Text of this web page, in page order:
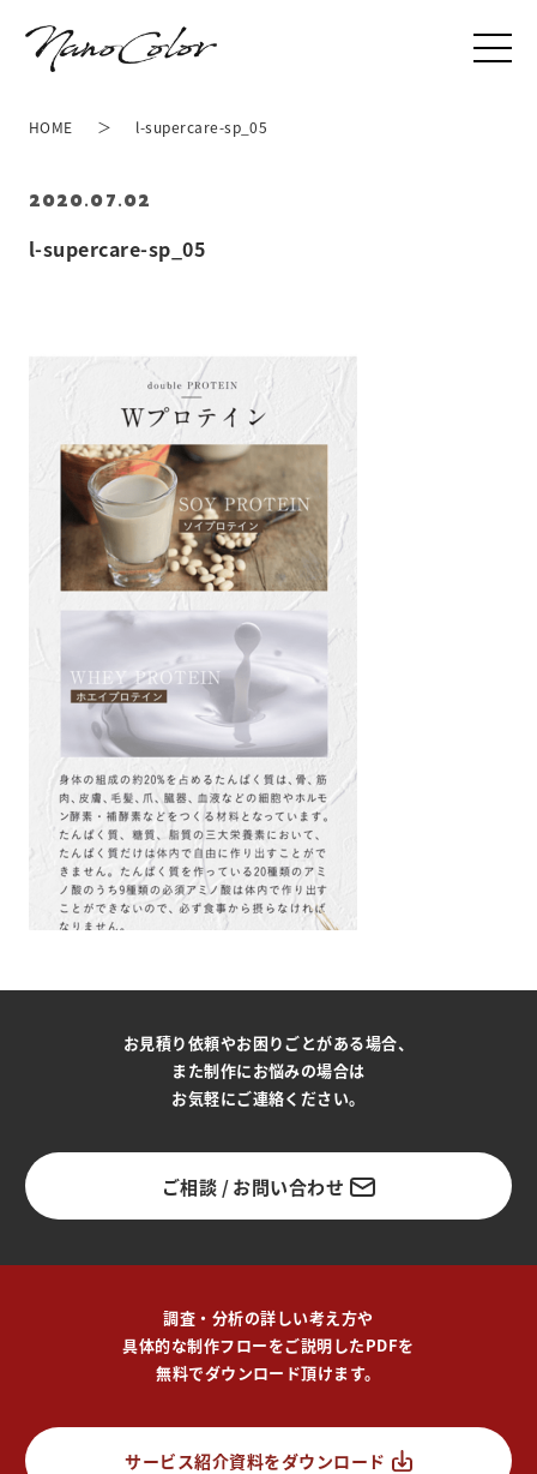
l-supercare-sp_05
2020.07.02
HOME l-supercare-sp_05
お見積り依頼やお困りごとがある場合、
また制作にお悩みの場合は
お気軽にご連絡ください。
ご相談 / お問い合わせ
調査・分析の詳しい考え方や
具体的な制作フローをご説明したPDFを
無料でダウンロード頂けます。
サービス紹介資料をダウンロード